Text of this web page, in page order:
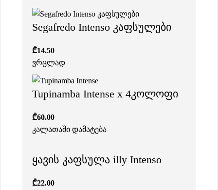
Segafredo Intenso კაფსულები
₾14.50
ვრცლად
Tupinamba Intense x 4კოლოფი
₾60.00
კალათაში დამატება
ყავის კაფსულა illy Intenso
₾22.00